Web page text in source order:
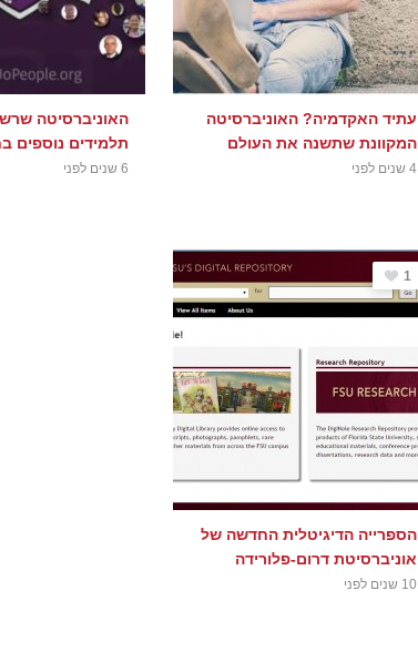
עתיד האקדמיה? האוניברסיטה
המקוונת שתשנה את העולם
4 שנים לפני
תלמידים נוספים
6 שנים לפני
1
הספרייה הדיגיטלית החדשה של
אוניברסיטת דרום-פלורידה
10 שנים לפני